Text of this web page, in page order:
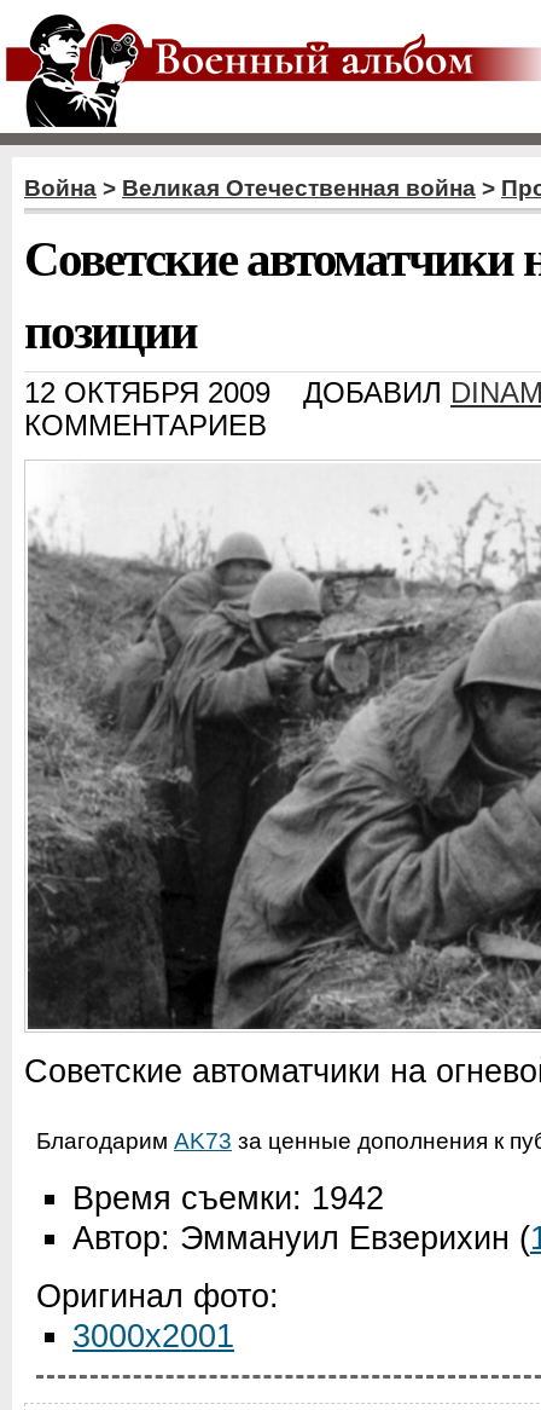
Война > Великая Отечественная война >
Советские автоматчики
позиции
12 ОКТЯБРЯ 2009 ДОБАВИЛ
КОММЕНТАРИЕВ
Советские автоматчики на
Благодарим AK73 за ценные дополнения к
Время съемки: 1942
Автор: Эммануил Евзерихин (
Оригинал фото:
3000x2001